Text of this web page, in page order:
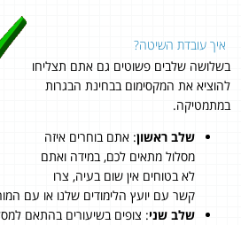
איך עובדת השיטה?
בשלושה שלבים פשוטים גם אתם תצליחו
להוציא את המקסימום בבחינת הבגרות
במתמטיקה.
שלב ראשון: אתם בוחרים איזה
מסלול מתאים לכם, במידה ואתם
לא בטוחים אין שום בעיה, צרו
קשר עם יועץ הלימודים שלנו או עם
שלב שני: צופים בשיעורים בהתאם